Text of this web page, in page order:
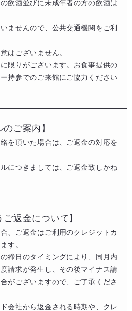
飲酒並びに未成年者の方の飲酒は
ませんので、公共交通機関をご利
はございません。
限りがございます。お食事提供の
持参でのご来館にご協力ください
のご案内】
を頂いた場合は、ご返金の対応を
につきましては、ご返金致しかね
ご返金について​】
、ご返金はご利用のクレジットカ
す。​​
締日のタイミングにより、同月内
請求が発生し、その後マイナス請
がございますので、ご了承くださ
会社から返金される時期や、クレ